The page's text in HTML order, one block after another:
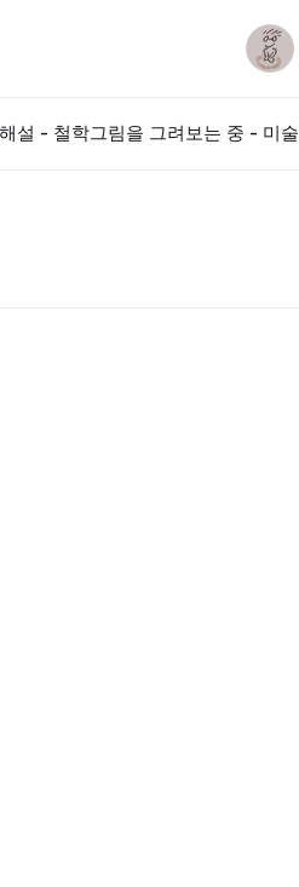
설 - 철학그림을 그려보는 중 - 미술